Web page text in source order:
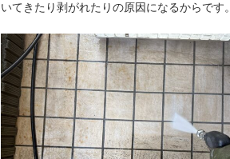
いてきたり剥がれたりの原因になるからです。